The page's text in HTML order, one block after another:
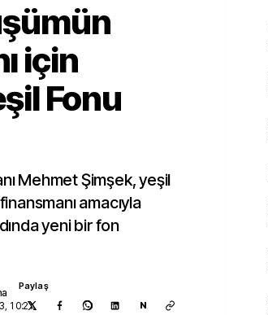
için
Fonu
Mehmet Şimşek, yeşil
amacıyla
yeni bir fon
10:21
Paylaş
N